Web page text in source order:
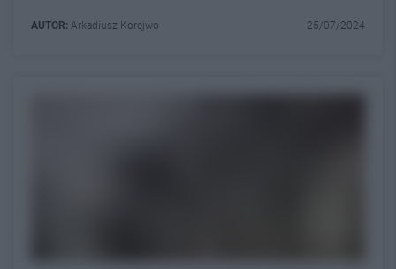
AUTOR: Arkadiusz Korejwo 25/07/2024